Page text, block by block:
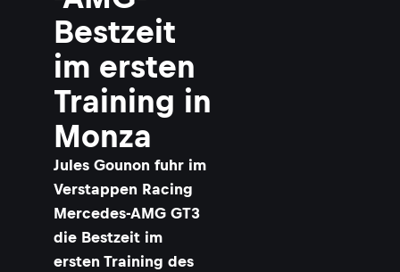
Bestzeit
im ersten
Training in
Monza
Jules Gounon fuhr im
Verstappen Racing
Mercedes-AMG GT3
die Bestzeit im
ersten Training des